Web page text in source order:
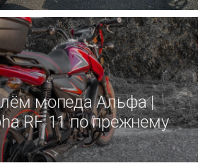
мопеда Альфа |
RF 11 по прежнему